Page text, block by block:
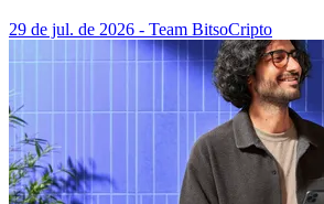
29 de jul. de 2026 - Team BitsoCripto